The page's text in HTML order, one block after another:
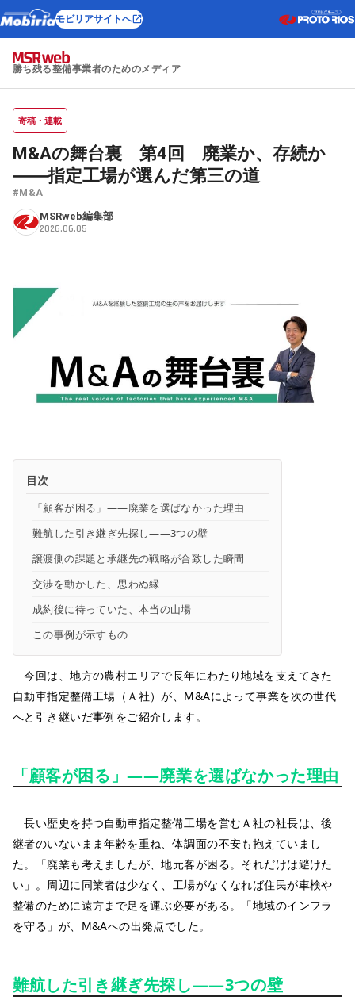
モビリアサイトへ
勝ち残る整備事業者のためのメディア
寄稿・連載
M&Aの舞台裏 第4回 廃業か、存続か
――指定工場が選んだ第三の道
#M&A
MSRweb編集部
2026.06.05
目次
「顧客が困る」――廃業を選ばなかった理由
難航した引き継ぎ先探し――3つの壁
譲渡側の課題と承継先の戦略が合致した瞬間
交渉を動かした、思わぬ縁
成約後に待っていた、本当の山場
この事例が示すもの
今回は、地方の農村エリアで長年にわたり地域を支えてきた
自動車指定整備工場（Ａ社）が、M&Aによって事業を次の世代
へと引き継いだ事例をご紹介します。
「顧客が困る」――廃業を選ばなかった理由
長い歴史を持つ自動車指定整備工場を営むＡ社の社長は、後
継者のいないまま年齢を重ね、体調面の不安も抱えていまし
た。「廃業も考えましたが、地元客が困る。それだけは避けた
い」。周辺に同業者は少なく、工場がなくなれば住民が車検や
整備のために遠方まで足を運ぶ必要がある。「地域のインフラ
を守る」が、M&Aへの出発点でした。
難航した引き継ぎ先探し――3つの壁